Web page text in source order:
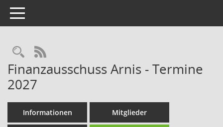
Toggle navigation
Rechercheauswahl
RSS-Feed
Finanzausschuss Arnis - Termine
2027
Informationen Mitglieder